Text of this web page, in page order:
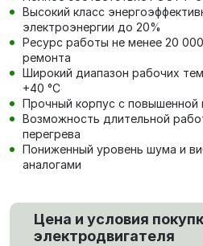
Высокий класс
электроэнергии до 20%
Ресурс работы не менее 20
ремонта
Широкий диапазон рабочих
+40 °C
Прочный корпус с повышенной
Возможность длительной
перегрева
Пониженный уровень шума и
аналогами
Цена и условия
электродвигателя